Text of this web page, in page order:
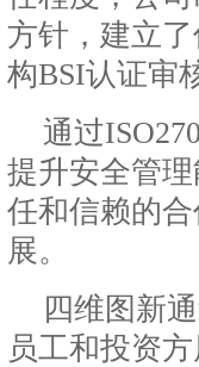
方针，建立
构BSI认证审
通过
提升安全管
任和信赖的
展。
四维图新
员工和投资